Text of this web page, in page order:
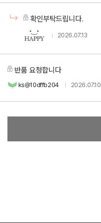
확인부탁드립니다.
2026.07.13
반품 요청합니다
ks@10dffb204 2026.07.10